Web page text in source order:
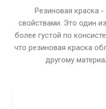
Резиновая краска
свойствами. Это один
более густой по
что резиновая краска
другому